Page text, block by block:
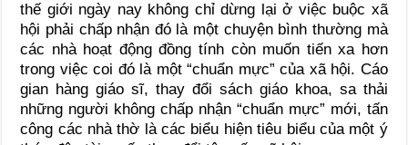
thế giới ngày nay không chỉ dừng lại ở việc buộc xã
hội phải chấp nhận đó là một chuyện bình thường mà
các nhà hoạt động đồng tính còn muốn tiến xa hơn
trong việc coi đó là một “chuẩn mực” của xã hội. Cáo
gian hàng giáo sĩ, thay đổi sách giáo khoa, sa thải
những người không chấp nhận “chuẩn mực” mới, tấn
công các nhà thờ là các biểu hiện tiêu biểu của một ý